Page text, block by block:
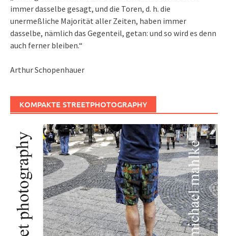
immer dasselbe gesagt, und die Toren, d. h. die
unermeßliche Majorität aller Zeiten, haben immer
dasselbe, nämlich das Gegenteil, getan: und so wird es denn
auch ferner bleiben.“
Arthur Schopenhauer
KOMPAKTE STREETPHOTOGRAPHY